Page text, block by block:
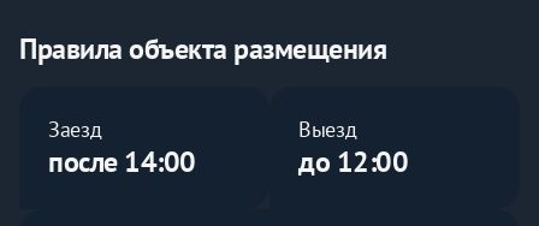
напором
Теплые полы и кондиционер для корректировки
Скоростной вай фай
Шторы блэкаут
Зонарное освещение на кухне,
Правила объекта размещения
Заезд
после 14:00
Выезд
до 12:00